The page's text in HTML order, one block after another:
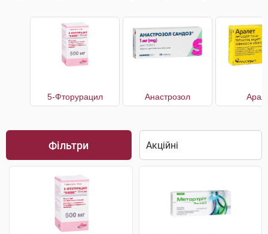
5-Фторурацил Анастрозол
Фільтри